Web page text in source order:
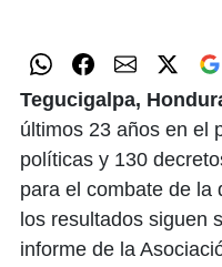
Tegucigalpa,
últimos 23 años en el
políticas y 130
para el combate de la
los resultados siguen
informe de la